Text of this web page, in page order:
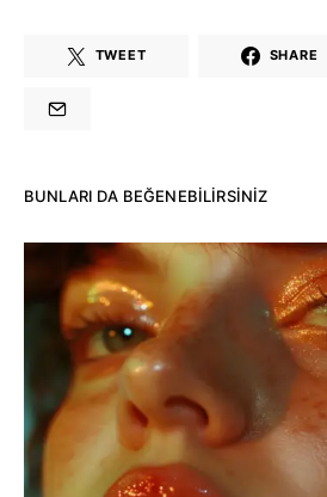
TWEET SHARE
BUNLARI DA BEĞENEBILIRSINIZ